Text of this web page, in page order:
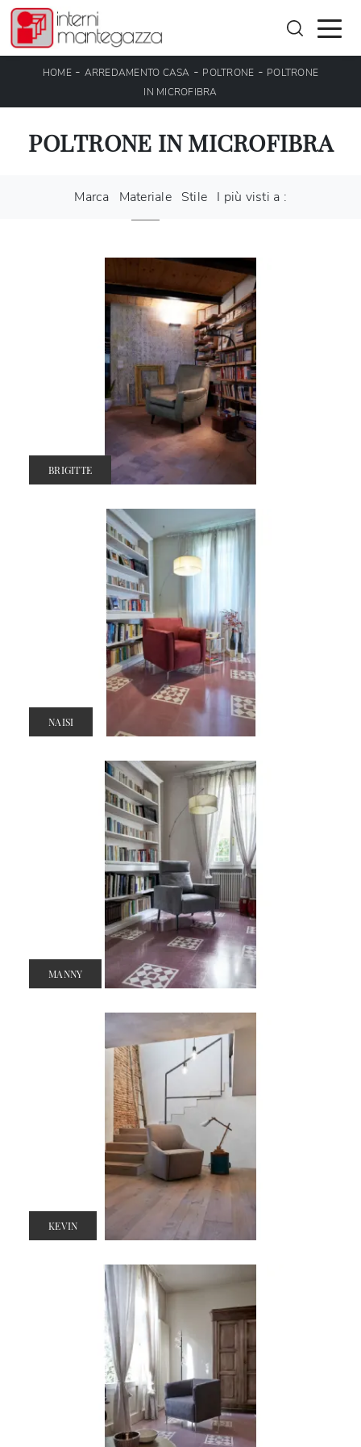
HOME- ARREDAMENTO CASA - POLTRONE - POLTRONE
IN MICROFIBRA
POLTRONE IN MICROFIBRA
Marca Materiale Stile I più visti a :
BRIGITTE
NAISI
MANNY
KEVIN